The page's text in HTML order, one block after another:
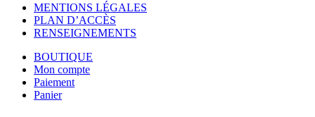
MENTIONS LÉGALES
PLAN D’ACCÈS
RENSEIGNEMENTS
BOUTIQUE
Mon compte
Paiement
Panier